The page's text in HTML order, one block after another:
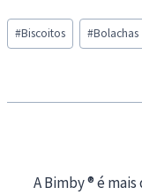
d
i
g
Post
Tags:
#Biscoitos #Bolachas
A Bimby ® é